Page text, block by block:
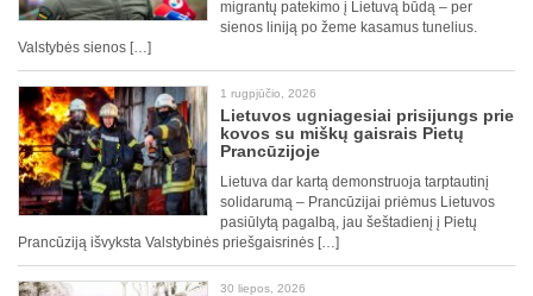
migrantų patekimo į Lietuvą būdą – per
sienos liniją po žeme kasamus tunelius.
Valstybės sienos […]
1 rugpjūčio, 2026
Lietuvos ugniagesiai prisijungs prie
kovos su miškų gaisrais Pietų
Prancūzijoje
Lietuva dar kartą demonstruoja tarptautinį
solidarumą – Prancūzijai priėmus Lietuvos
pasiūlytą pagalbą, jau šeštadienį į Pietų
Prancūziją išvyksta Valstybinės priešgaisrinės […]
30 liepos, 2026